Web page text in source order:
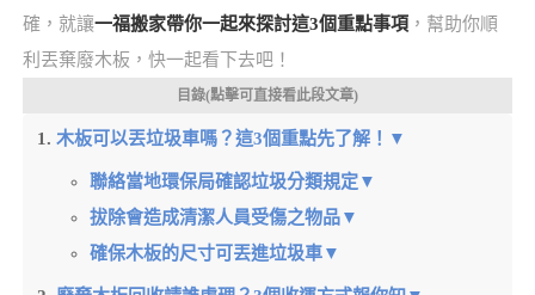
確，就讓一福搬家帶你一起來探討這3個重點事項，幫助你順
利丟棄廢木板，快一起看下去吧！
目錄(點擊可直接看此段文章)
木板可以丟垃圾車嗎？這3個重點先了解！▼
聯絡當地環保局確認垃圾分類規定▼
拔除會造成清潔人員受傷之物品▼
確保木板的尺寸可丟進垃圾車▼